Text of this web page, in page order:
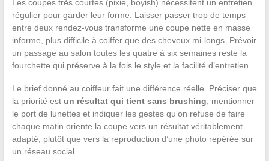
Les coupes très courtes (pixie, boyish) nécessitent un entretien
régulier pour garder leur forme. Laisser passer trop de temps
entre deux rendez-vous transforme une coupe nette en masse
informe, plus difficile à coiffer que des cheveux mi-longs. Prévoir
un passage au salon toutes les quatre à six semaines reste la
fourchette qui préserve à la fois le style et la facilité d’entretien.
Le brief donné au coiffeur fait une différence réelle. Préciser que
la priorité est un résultat qui tient sans brushing, mentionner
le port de lunettes et indiquer les gestes qu’on refuse de faire
chaque matin oriente la coupe vers un résultat véritablement
adapté, plutôt que vers la reproduction d’une photo repérée sur
un réseau social.